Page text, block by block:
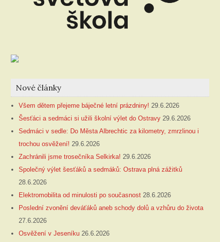
Nové články
Všem dětem přejeme báječné letní prázdniny! 29.6.2026
Šesťáci a sedmáci si užili školní výlet do Ostravy 29.6.2026
Sedmáci v sedle: Do Města Albrechtic za kilometry, zmrzlinou i
trochou osvěžení! 29.6.2026
Zachránili jsme trosečníka Selkirka! 29.6.2026
Společný výlet šesťáků a sedmáků: Ostrava plná zážitků
28.6.2026
Elektromobilita od minulosti po současnost 28.6.2026
Poslední zvonění deváťáků aneb schody dolů a vzhůru do života
27.6.2026
Osvěžení v Jeseníku 26.6.2026